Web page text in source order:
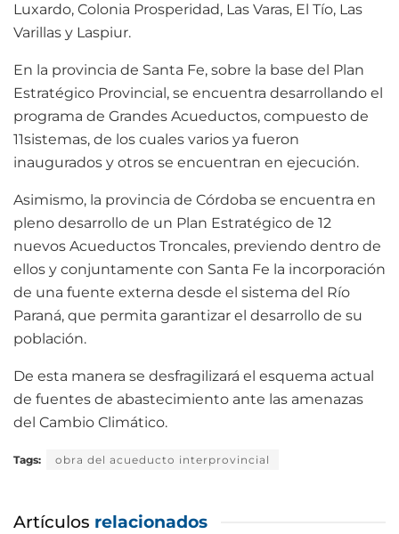
Luxardo, Colonia Prosperidad, Las Varas, El Tío, Las
Varillas y Laspiur.
En la provincia de Santa Fe, sobre la base del Plan
Estratégico Provincial, se encuentra desarrollando el
programa de Grandes Acueductos, compuesto de
11sistemas, de los cuales varios ya fueron
inaugurados y otros se encuentran en ejecución.
Asimismo, la provincia de Córdoba se encuentra en
pleno desarrollo de un Plan Estratégico de 12
nuevos Acueductos Troncales, previendo dentro de
ellos y conjuntamente con Santa Fe la incorporación
de una fuente externa desde el sistema del Río
Paraná, que permita garantizar el desarrollo de su
población.
De esta manera se desfragilizará el esquema actual
de fuentes de abastecimiento ante las amenazas
del Cambio Climático.
Tags: obra del acueducto interprovincial
Artículos relacionados